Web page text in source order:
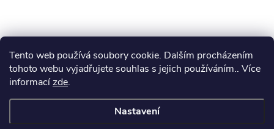
Tento web používá soubory cookie. Dalším procházením
tohoto webu vyjadřujete souhlas s jejich používáním.. Více
informacízde.
Nastavení